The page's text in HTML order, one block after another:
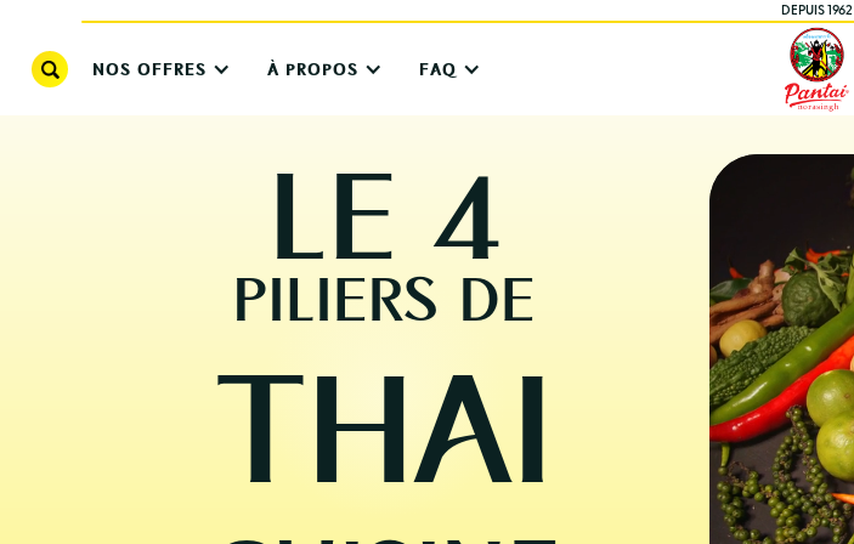
DEPUIS 1962
NOS OFFRES À PROPOS FAQ
LE 4
PILIERS DE
THAI